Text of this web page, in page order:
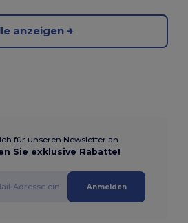
anzeigen
für unseren Newsletter an
Sie exklusive Rabatte!
Anmelden